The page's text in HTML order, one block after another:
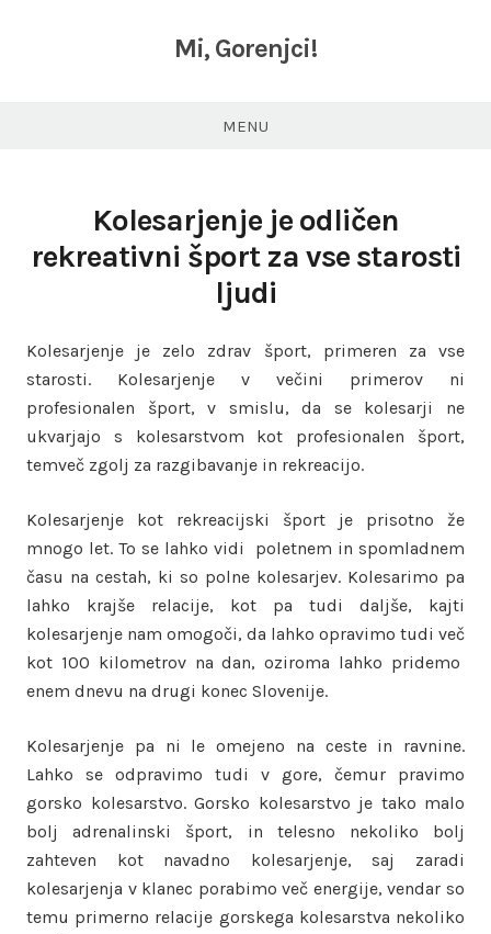
Mi, Gorenjci!
MENU
Kolesarjenje je odličen
rekreativni šport za vse starosti
ljudi
Kolesarjenje je zelo zdrav šport, primeren za vse
starosti. Kolesarjenje v večini primerov ni
profesionalen šport, v smislu, da se kolesarji ne
ukvarjajo s kolesarstvom kot profesionalen šport,
temveč zgolj za razgibavanje in rekreacijo.
Kolesarjenje kot rekreacijski šport je prisotno že
mnogo let. To se lahko vidi poletnem in spomladnem
času na cestah, ki so polne kolesarjev. Kolesarimo pa
lahko krajše relacije, kot pa tudi daljše, kajti
kolesarjenje nam omogoči, da lahko opravimo tudi več
kot 100 kilometrov na dan, oziroma lahko pridemo
enem dnevu na drugi konec Slovenije.
Kolesarjenje pa ni le omejeno na ceste in ravnine.
Lahko se odpravimo tudi v gore, čemur pravimo
gorsko kolesarstvo. Gorsko kolesarstvo je tako malo
bolj adrenalinski šport, in telesno nekoliko bolj
zahteven kot navadno kolesarjenje, saj zaradi
kolesarjenja v klanec porabimo več energije, vendar so
temu primerno relacije gorskega kolesarstva nekoliko